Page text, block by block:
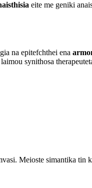
eite me geniki
na epitefchthei ena
synithosa
Meioste simantika